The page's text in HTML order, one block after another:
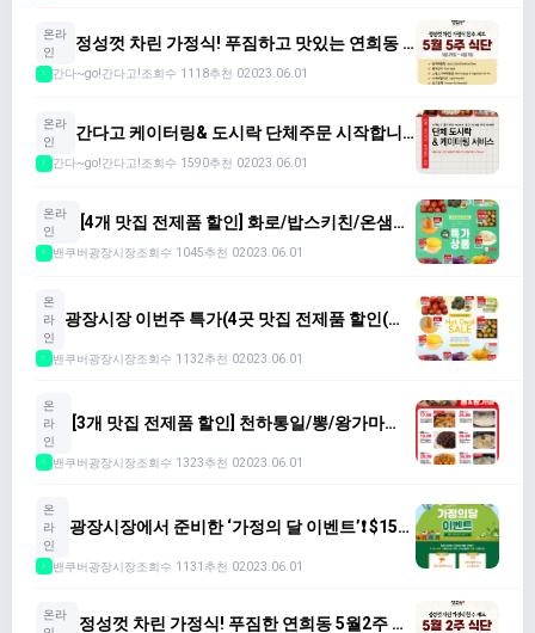
온라
인
정성껏 차린 가정식! 푸짐하고 맛있는 연희동 5
1 간다~go!간다고!조회수 1118추천 02023.06.01
온라
인
간다고 케이터링& 도시락 단체주문 시작합니
1 간다~go!간다고!조회수 1590추천 02023.06.01
온라
인
[4개 맛집 전제품 할인] 화로/밥스키친/온샘이
1 밴쿠버광장시장조회수 1045추천 02023.06.01
온
라
인
광장시장 이번주 특가(4곳 맛집 전제품 할인(소
물 Chcek! (5.16~5.22)
1 밴쿠버광장시장조회수 1132추천 02023.06.01
온
라
인
[3개 맛집 전제품 할인] 천하통일/뽕/왕가마
1 밴쿠버광장시장조회수 1323추천 02023.06.01
온
라
인
광장시장에서 준비한 ‘가정의 달 이벤트’❗️ $150
1 밴쿠버광장시장조회수 1131 추천 02023.06.01
온라
정성껏 차린 가정식! 푸짐한 연희동 5월2주 식